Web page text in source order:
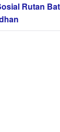
Rutan